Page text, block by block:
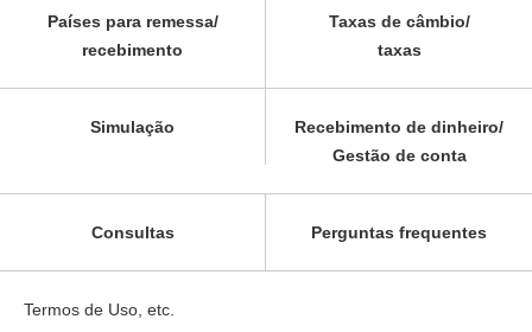
Países para remessa/
recebimento
Taxas de câmbio/
taxas
Simulação
Recebimento de dinheiro/
Gestão de conta
Consultas Perguntas frequentes
Termos de Uso, etc.